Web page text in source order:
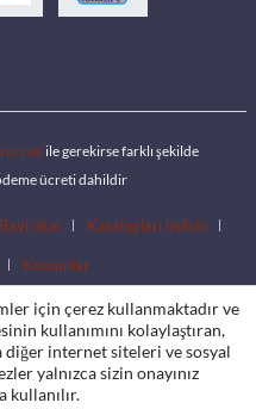
ücreti ile gerekirse farklı şekilde
ücreti dahildir
Bayi olun Katalogları indirin
Konumlar
için çerez kullanmaktadır ve
kullanımını kolaylaştıran,
internet siteleri ve sosyal
yalnızca sizin onayınız
kullanılır.